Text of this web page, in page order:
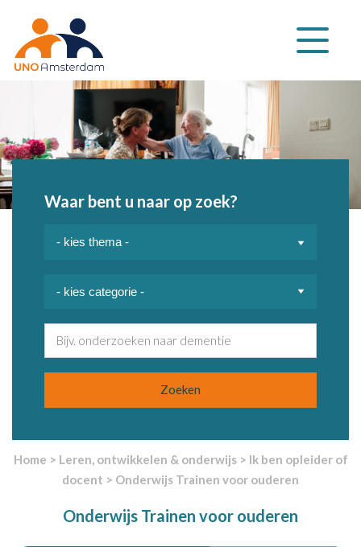
Klap
navigatie
Waar bent u naar op zoek?
Home > Leren, ontwikkelen & onderwijs> Ik ben opleider of
docent > Onderwijs Trainen voor ouderen
Onderwijs Trainen voor ouderen